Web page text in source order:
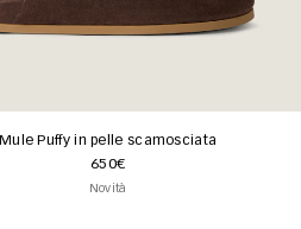
Mule Puffy in pelle scamosciata
650€
Novità